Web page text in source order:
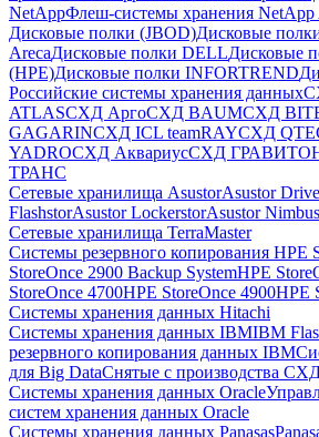
NetAppФлеш-системы хранения NetApp
Дисковые полки (JBOD)Дисковые
ArecaДисковые полки DELLДисковые
(HPE)Дисковые полки INFORTREND
Российские системы хранения данных
ATLASСХД AргоСХД BAUMСХД
GAGARINСХД ICL teamRAYСХД
YADROСХД АквариусСХД
ТРАНС
Сетевые хранилища AsustorAsustor
FlashstorAsustor LockerstorAsustor
Сетевые хранилища TerraMaster
Системы резервного копирования HPE
StoreOnce 2900 Backup SystemHPE
StoreOnce 4700HPE StoreOnce 4900HPE
Системы хранения данных Hitachi
Системы хранения данных IBMIBM
резервного копирования данных IBM
для Big DataСнятые с производства
Системы хранения данных Oracle
систем хранения данных Oracle
Системы хранения данных Panasas